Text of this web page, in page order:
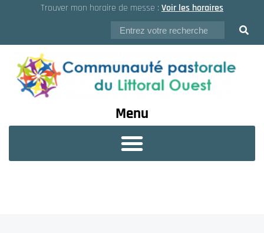
Trouver mon horaire de messe : Voir les horaires
Menu